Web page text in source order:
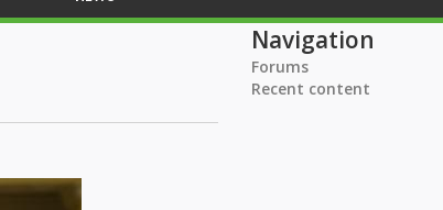
Navigation
Forums
Recent content